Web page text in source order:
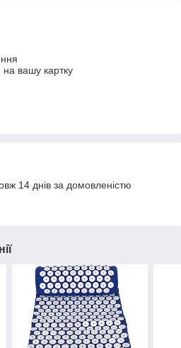
на вашу картку
14 днів за домовленістю